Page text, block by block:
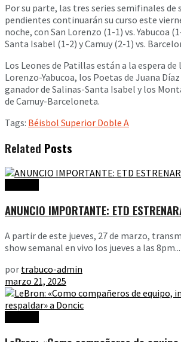
Por su parte, las tres series semifinales de
pendientes continuarán su curso este
noche, con San Lorenzo (1-1) vs. Yabucoa
Santa Isabel (1-2) y Camuy (2-1) vs.
Los Leones de Patillas están a la espera de
Lorenzo-Yabucoa, los Poetas de Juana
ganador de Salinas-Santa Isabel y los
de Camuy-Barceloneta.
Tags: Béisbol Superior Doble A
Related Posts
ANUNCIO IMPORTANTE: ETD
A partir de este jueves, 27 de marzo,
show semanal en vivo los jueves a las 8pm...
por trabuco-admin
marzo 21, 2025